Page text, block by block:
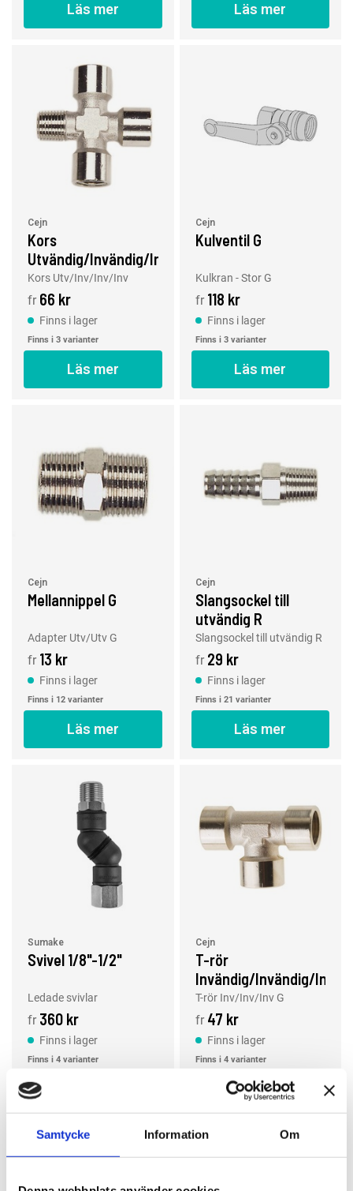
Samtycke Information Om
Läs mer Läs mer
Cejn
Kors
Utvändig/Invändig/Invändig/Invändig
Kors Utv/Inv/Inv/Inv
fr 66 kr
Finns i lager
Finns i 3 varianter
Läs mer
Cejn
Kulventil G
Kulkran - Stor G
fr 118 kr
Finns i lager
Finns i 3 varianter
Läs mer
Cejn
Mellannippel G
Adapter Utv/Utv G
fr 13 kr
Finns i lager
Finns i 12 varianter
Läs mer
Cejn
Slangsockel till
utvändig R
Slangsockel till utvändig R
fr 29 kr
Finns i lager
Finns i 21 varianter
Läs mer
Sumake
Svivel 1/8"-1/2"
Ledade svivlar
fr 360 kr
Finns i lager
Finns i 4 varianter
Cejn
T-rör
Invändig/Invändig/
G
T-rör Inv/Inv/Inv G
fr 47 kr
Finns i lager
Finns i 4 varianter
Läs mer